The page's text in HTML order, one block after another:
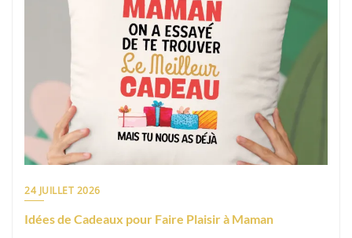
24 JUILLET 2026
Idées de Cadeaux pour Faire Plaisir à Maman